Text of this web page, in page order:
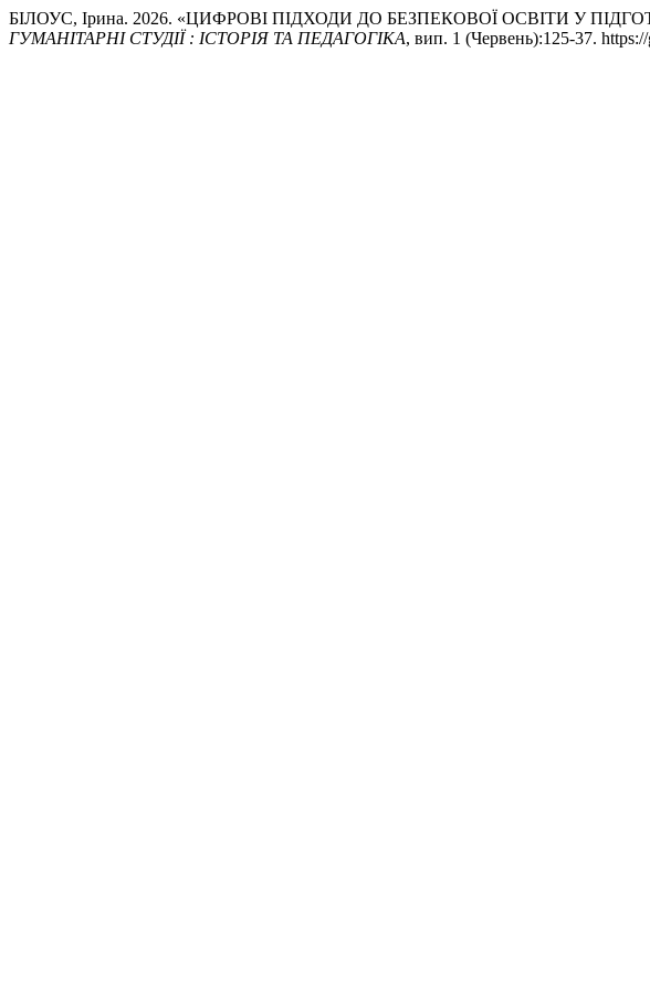
БІЛОУС, Ірина. 2026. «ЦИФРОВІ ПІДХОДИ ДО БЕЗПЕКОВОЇ ОСВІТИ У
ГУМАНІТАРНІ СТУДІЇ : ІСТОРІЯ ТА ПЕДАГОГІКА, вип. 1 (Червень):125-37.